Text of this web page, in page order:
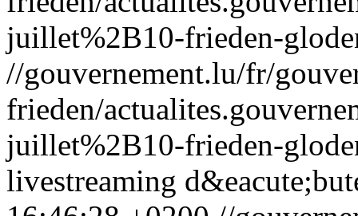
juillet%2B10-frieden-
//gouvernement.lu/fr/
frieden/
juillet%2B10-frieden-
livestreaming